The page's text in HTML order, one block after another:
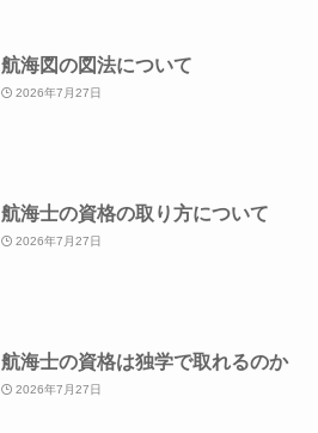
航海図の図法について
2026年7月27日
航海士の資格の取り方について
2026年7月27日
航海士の資格は独学で取れるのか
2026年7月27日